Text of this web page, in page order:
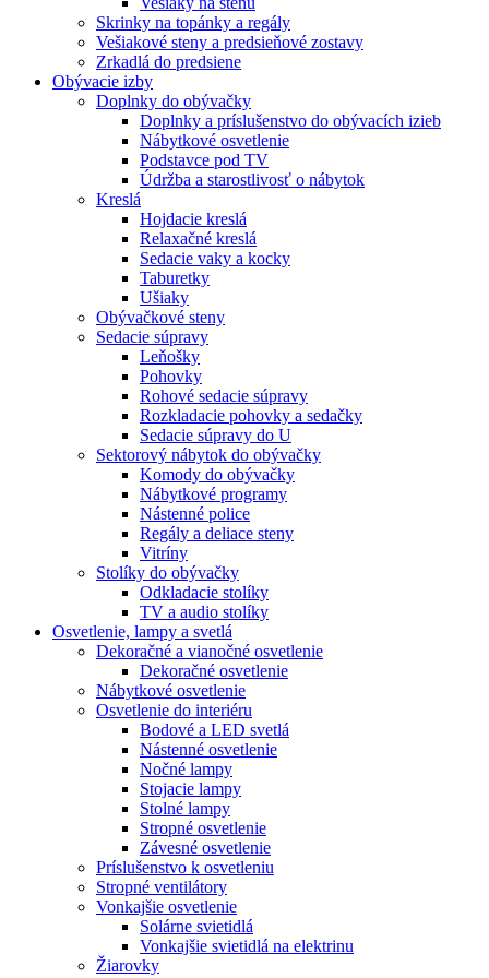
Skrinky na topánky a regály
Vešiakové steny a predsieňové zostavy
Zrkadlá do predsiene
Obývacie izby
Doplnky do obývačky
Doplnky a príslušenstvo do obývacích izieb
Nábytkové osvetlenie
Podstavce pod TV
Údržba a starostlivosť o nábytok
Kreslá
Hojdacie kreslá
Relaxačné kreslá
Sedacie vaky a kocky
Taburetky
Ušiaky
Obývačkové steny
Sedacie súpravy
Leňošky
Pohovky
Rohové sedacie súpravy
Rozkladacie pohovky a sedačky
Sedacie súpravy do U
Sektorový nábytok do obývačky
Komody do obývačky
Nábytkové programy
Nástenné police
Regály a deliace steny
Vitríny
Stolíky do obývačky
Odkladacie stolíky
TV a audio stolíky
Osvetlenie, lampy a svetlá
Dekoračné a vianočné osvetlenie
Dekoračné osvetlenie
Nábytkové osvetlenie
Osvetlenie do interiéru
Bodové a LED svetlá
Nástenné osvetlenie
Nočné lampy
Stojacie lampy
Stolné lampy
Stropné osvetlenie
Závesné osvetlenie
Príslušenstvo k osvetleniu
Stropné ventilátory
Vonkajšie osvetlenie
Solárne svietidlá
Vonkajšie svietidlá na elektrinu
Žiarovky